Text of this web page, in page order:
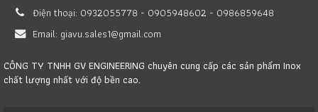
Điện thoại: 0932055778 - 0905948602 - 0986859648
Email: giavu.sales1@gmail.com
CÔNG TY TNHH GV ENGINEERING chuyên cung cấp các sản phẩm Inox
chất lượng nhất với độ bền cao.